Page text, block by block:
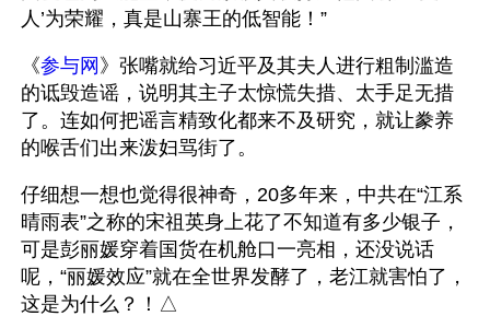
人’为荣耀，真是山寨王的低智能！”
《参与网 》张嘴就给习近平及其夫人进行粗制滥造
的诋毁造谣，说明其主子太惊慌失措、太手足无措
了。连如何把谣言精致化都来不及研究，就让豢养
的喉舌们出来泼妇骂街了。
仔细想一想也觉得很神奇，20多年来，中共在“江系
晴雨表”之称的宋祖英身上花了不知道有多少银子，
可是彭丽媛穿着国货在机舱口一亮相，还没说话
呢，“丽媛效应”就在全世界发酵了，老江就害怕了，
这是为什么？！△